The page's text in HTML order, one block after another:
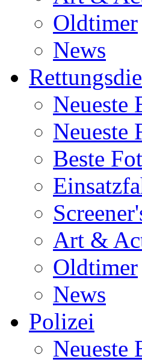
Oldtimer
News
Neueste
Neueste
Beste
Art &
Oldtimer
News
Polizei
Neueste